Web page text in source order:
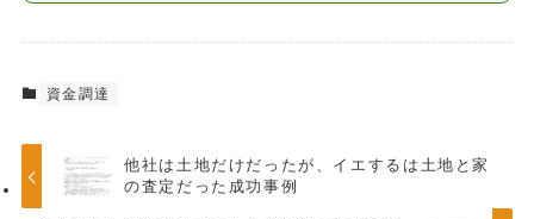
資金調達
他社は土地だけだったが、イエするは土地と家
の査定だった成功事例